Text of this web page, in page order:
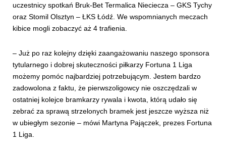
uczestnicy spotkań Bruk-Bet Termalica Nieciecza – GKS Tychy
oraz Stomil Olsztyn – ŁKS Łódź. We wspomnianych meczach
kibice mogli zobaczyć aż 4 trafienia.
– Już po raz kolejny dzięki zaangażowaniu naszego sponsora
tytularnego i dobrej skuteczności piłkarzy Fortuna 1 Liga
możemy pomóc najbardziej potrzebującym. Jestem bardzo
zadowolona z faktu, że pierwszoligowcy nie oszczędzali w
ostatniej kolejce bramkarzy rywala i kwota, którą udało się
zebrać za sprawą strzelonych bramek jest jeszcze wyższa niż
w ubiegłym sezonie – mówi Martyna Pajączek, prezes Fortuna
1 Liga.